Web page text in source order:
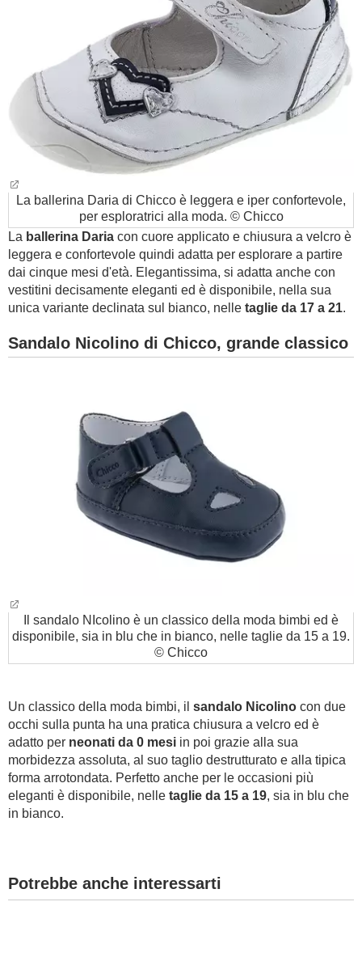
La ballerina Daria di Chicco è leggera e iper confortevole,
per esploratrici alla moda. © Chicco
La ballerina Daria con cuore applicato e chiusura a velcro è
leggera e confortevole quindi adatta per esplorare a partire
dai cinque mesi d'età. Elegantissima, si adatta anche con
vestitini decisamente eleganti ed è disponibile, nella sua
unica variante declinata sul bianco, nelle taglie da 17 a 21.
Sandalo Nicolino di Chicco, grande classico
Il sandalo NIcolino è un classico della moda bimbi ed è
disponibile, sia in blu che in bianco, nelle taglie da 15 a 19.
© Chicco
Un classico della moda bimbi, il sandalo Nicolino con due
occhi sulla punta ha una pratica chiusura a velcro ed è
adatto per neonati da 0 mesi in poi grazie alla sua
morbidezza assoluta, al suo taglio destrutturato e alla tipica
forma arrotondata. Perfetto anche per le occasioni più
eleganti è disponibile, nelle taglie da 15 a 19, sia in blu che
in bianco.
Potrebbe anche interessarti